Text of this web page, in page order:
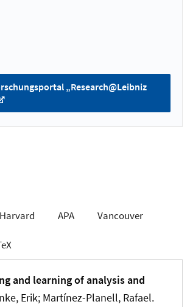
„Research@Leibniz
Harvard APA Vancouver
and learning of analysis and
Erik; Martínez-Planell, Rafael.